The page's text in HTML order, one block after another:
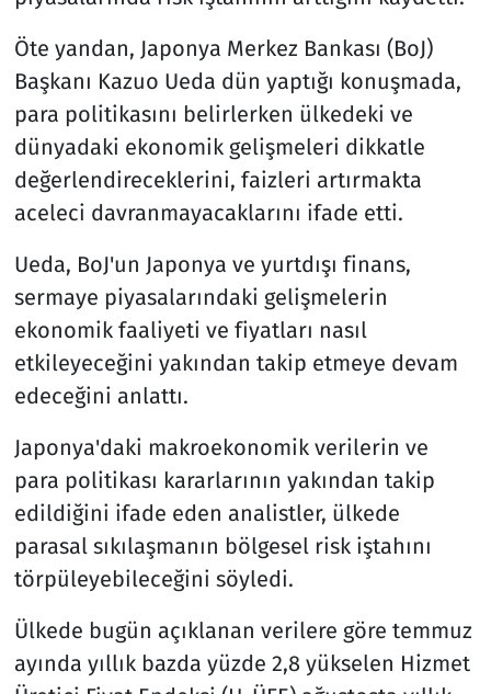
Öte yandan, Japonya Merkez Bankası (BoJ)
Başkanı Kazuo Ueda dün yaptığı konuşmada,
para politikasını belirlerken ülkedeki ve
dünyadaki ekonomik gelişmeleri dikkatle
değerlendireceklerini, faizleri artırmakta
aceleci davranmayacaklarını ifade etti.
Ueda, BoJ'un Japonya ve yurtdışı finans,
sermaye piyasalarındaki gelişmelerin
ekonomik faaliyeti ve fiyatları nasıl
etkileyeceğini yakından takip etmeye devam
edeceğini anlattı.
Japonya'daki makroekonomik verilerin ve
para politikası kararlarının yakından takip
edildiğini ifade eden analistler, ülkede
parasal sıkılaşmanın bölgesel risk iştahını
törpüleyebileceğini söyledi.
Ülkede bugün açıklanan verilere göre temmuz
ayında yıllık bazda yüzde 2,8 yükselen Hizmet